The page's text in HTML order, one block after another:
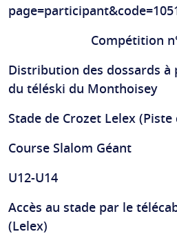
Compétition
Distribution des dossards à
du téléski du Monthoisey
Stade de Crozet Lelex (Piste
Course Slalom Géant
U12-U14
Accès au stade par le
(Lelex)